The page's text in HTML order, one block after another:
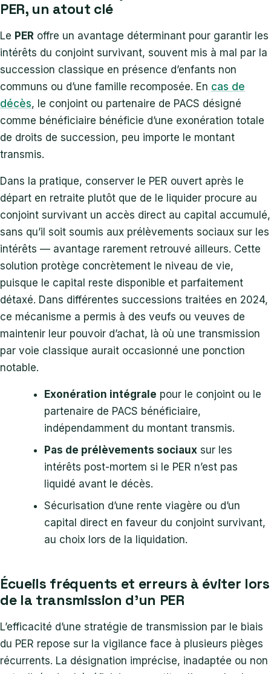
PER, un atout clé
Le PER offre un avantage déterminant pour garantir les
intérêts du conjoint survivant, souvent mis à mal par la
succession classique en présence d’enfants non
communs ou d’une famille recomposée. En cas de
décès, le conjoint ou partenaire de PACS désigné
comme bénéficiaire bénéficie d’une exonération totale
de droits de succession, peu importe le montant
transmis.
Dans la pratique, conserver le PER ouvert après le
départ en retraite plutôt que de le liquider procure au
conjoint survivant un accès direct au capital accumulé,
sans qu’il soit soumis aux prélèvements sociaux sur les
intérêts — avantage rarement retrouvé ailleurs. Cette
solution protège concrètement le niveau de vie,
puisque le capital reste disponible et parfaitement
détaxé. Dans différentes successions traitées en 2024,
ce mécanisme a permis à des veufs ou veuves de
maintenir leur pouvoir d’achat, là où une transmission
par voie classique aurait occasionné une ponction
notable.
Exonération intégrale pour le conjoint ou le
partenaire de PACS bénéficiaire,
indépendamment du montant transmis.
Pas de prélèvements sociaux sur les
intérêts post-mortem si le PER n’est pas
liquidé avant le décès.
Sécurisation d’une rente viagère ou d’un
capital direct en faveur du conjoint survivant,
au choix lors de la liquidation.
Écueils fréquents et erreurs à éviter lors
de la transmission d’un PER
L’efficacité d’une stratégie de transmission par le biais
du PER repose sur la vigilance face à plusieurs pièges
récurrents. La désignation imprécise, inadaptée ou non